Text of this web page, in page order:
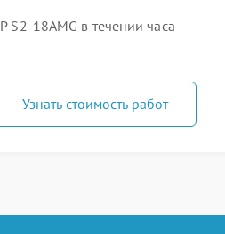
S2-18AMG в течении часа
Узнать стоимость работ